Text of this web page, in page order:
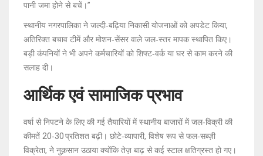
पानी जमा होने से बचें।”
स्थानीय नगरपालिका ने जल्दी‑बढ़िया निकासी योजनाओं को अपडेट किया,
अतिरिक्त बचाव टीमें और मोशन‑सेंसर वाले जल‑स्तर मापक स्थापित किए।
बड़ी कंपनियों ने भी अपने कर्मचारियों को शिफ्ट‑वर्क या घर से काम करने की
सलाह दी।
आर्थिक एवं सामाजिक प्रभाव
वर्षा से निपटने के लिए की गई तैयारियों में स्थानीय बाजारों में जल‑विक्री की
कीमतें 20‑30 प्रतिशत बढ़ी। छोटे‑व्यापारी, विशेष रूप से फल‑सब्ज़ी
विक्रेता, ने नुक़सान उठाया क्योंकि तेज़ बाढ़ से कई स्टाल क्षतिग्रस्त हो गए।